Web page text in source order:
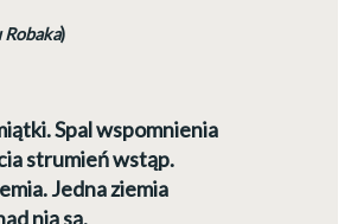
)
Spal wspomnienia
strumień wstąp.
Jedna ziemia
nią są.